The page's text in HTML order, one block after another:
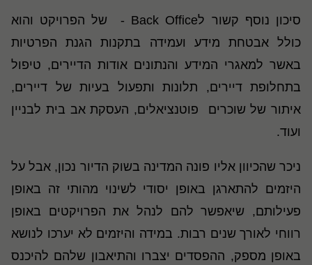
סיכון נוסף קשור לBack Office - של הפרויקט והוא
כולל אבטחת מידע ועמידה בתקנות הגנת הפרטיות
באשר למאגרי המידע והנתונים אודות הדיירים, טיפול
בתחלופת דיירים, תלונות ותפעול בעיות של דיירים,
איתור של שוכרים פוטנציאלים, העסקת אב בית לבניין
ועוד.
ניכר שהכיוון אליו פונה המדינה בשוק הדיור נכון, אבל על
היזמים להתארגן באופן יסודי לשינוי מהותי זה באופן
פעילותם, שיאפשר להם לנהל את הפרויקטים באופן
רווחי לאורך שנים רבות. במידה והיזמים לא יערכו לנושא
באופן מספק, ההפסדים יצברו והתיאבון שלהם להיכנס